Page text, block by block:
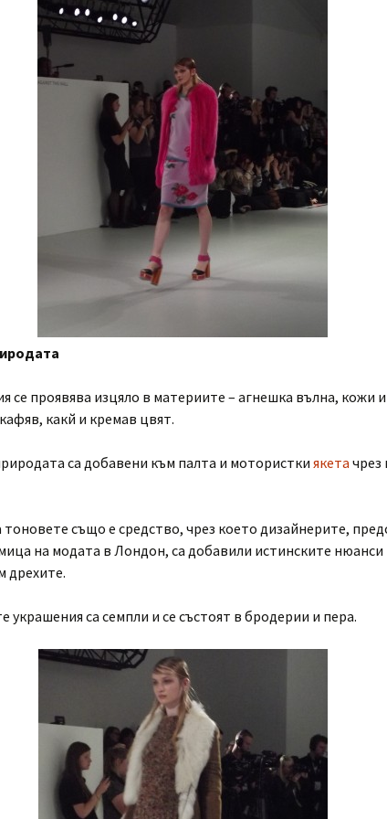
се проявява изцяло в материите – агнешка вълна, кожи
какй и кремав цвят.
са добавени към палта и мотористки якета чрез
тоновете също е средство, чрез което дизайнерите,
на модата в Лондон, са добавили истинските нюанси
дрехите.
украшения са семпли и се състоят в бродерии и пера.